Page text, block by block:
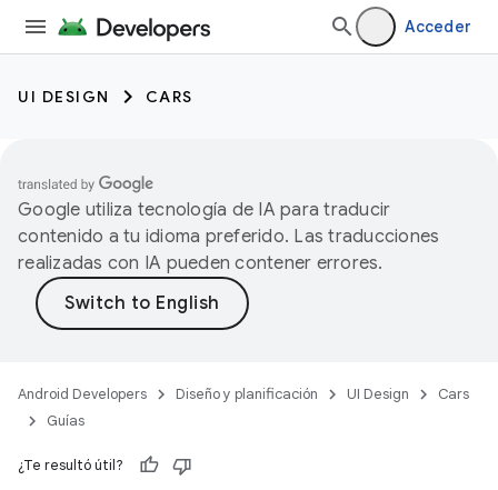
Acceder
UI DESIGN CARS
Google utiliza tecnología de IA para traducir
contenido a tu idioma preferido. Las traducciones
realizadas con IA pueden contener errores.
Android Developers Diseño y planificación UI Design
Cars
Guías
¿Te resultó útil?